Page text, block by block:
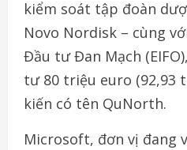
kiểm soát tập đoàn
Novo Nordisk – cùng
Đầu tư Đan Mạch
tư 80 triệu euro (92,93
kiến có tên QuNorth.
Microsoft, đơn vị đang